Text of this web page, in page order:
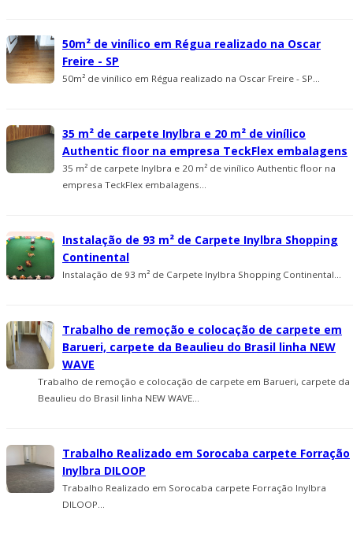
50m² de vinílico em Régua realizado na Oscar
Freire - SP
50m² de vinílico em Régua realizado na Oscar Freire - SP...
35 m² de carpete Inylbra e 20 m² de viní­lico
Authentic floor na empresa TeckFlex embalagens
35 m² de carpete Inylbra e 20 m² de viní­lico Authentic floor na
empresa TeckFlex embalagens...
Instalação de 93 m² de Carpete Inylbra Shopping
Continental
Instalação de 93 m² de Carpete Inylbra Shopping Continental...
Trabalho de remoção e colocação de carpete em
Barueri, carpete da Beaulieu do Brasil linha NEW
WAVE
Trabalho de remoção e colocação de carpete em Barueri, carpete da
Beaulieu do Brasil linha NEW WAVE...
Trabalho Realizado em Sorocaba carpete Forração
Inylbra DILOOP
Trabalho Realizado em Sorocaba carpete Forração Inylbra
DILOOP...